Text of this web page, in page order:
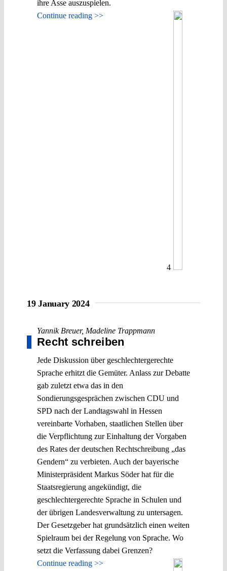
ihre Asse auszuspielen.
Continue reading >>
4
19 January 2024
Yannik Breuer, Madeline Trappmann
Recht schreiben
Jede Diskussion über geschlechtergerechte
Sprache erhitzt die Gemüter. Anlass zur Debatte
gab zuletzt etwa das in den
Sondierungsgesprächen zwischen CDU und
SPD nach der Landtagswahl in Hessen
vereinbarte Vorhaben, staatlichen Stellen über
die Verpflichtung zur Einhaltung der Vorgaben
des Rates der deutschen Rechtschreibung „das
Gendern“ zu verbieten. Auch der bayerische
Ministerpräsident Markus Söder hat für die
Staatsregierung angekündigt, die
geschlechtergerechte Sprache in Schulen und
der übrigen Landesverwaltung zu untersagen.
Der Gesetzgeber hat grundsätzlich einen weiten
Spielraum bei der Regelung von Sprache. Wo
setzt die Verfassung dabei Grenzen?
Continue reading >>